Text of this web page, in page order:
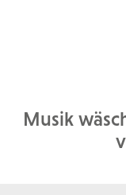
Musik